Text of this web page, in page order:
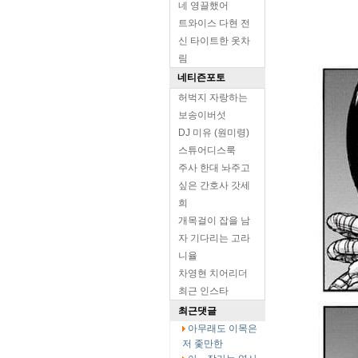
네 영끌했어
트와이스 다현 전
신 타이트한 옷차
림
네티즌포토
허벅지 자랑하는
보송이버섯
DJ 미유 (원미령)
스튜어디스룩
주사 한대 놔주고
싶은 간호사 갓세
희
개목걸이 잡을 남
자 기다리는 고라
니율
차영현 치어리더
최근 인스타
최근댓글
아무래도 이목은
저 좇만한